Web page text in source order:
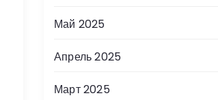
Май 2025
Апрель 2025
Март 2025